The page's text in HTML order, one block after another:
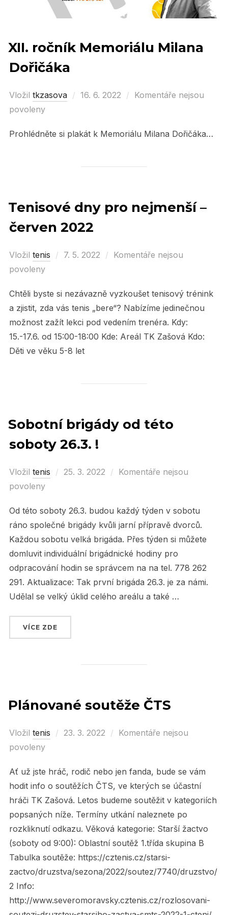
XII. ročník Memoriálu Milana
Dořičáka
Vložil tkzasova
Posted
16. 6. 2022
Komentáře nejsou
povoleny
Prohlédněte si plakát k Memoriálu Milana Dořičáka…
Tenisové dny pro nejmenší –
červen 2022
Vložil tenis
Posted
7. 5. 2022
Komentáře nejsou
povoleny
Chtěli byste si nezávazně vyzkoušet tenisový trénink
a zjistit, zda vás tenis „bere“? Nabízíme jedinečnou
možnost zažít lekci pod vedením trenéra. Kdy:
15.-17.6. od 15:00-18:00 Kde: Areál TK Zašová Kdo:
Děti ve věku 5-8 let
Sobotní brigády od této
soboty 26.3. !
Vložil tenis
Posted
25. 3. 2022
Komentáře nejsou
povoleny
Od této soboty 26.3. budou každý týden v sobotu
ráno společné brigády kvůli jarní přípravě dvorců.
Každou sobotu velká brigáda. Přes týden si můžete
domluvit individuální brigádnické hodiny pro
odpracování hodin se správcem na na tel. 778 262
291. Aktualizace: Tak první brigáda 26.3. je za námi.
Udělal se velký úklid celého areálu a také …
VÍCE ZDE
Plánované soutěže ČTS
Vložil tenis
Posted
23. 3. 2022
Komentáře nejsou
povoleny
Ať už jste hráč, rodič nebo jen fanda, bude se vám
hodit info o soutěžích ČTS, ve kterých se účastní
hráči TK Zašová. Letos budeme soutěžit v kategoriích
popsaných níže. Termíny utkání naleznete po
rozkliknutí odkazu. Věková kategorie: Starší žactvo
(soboty od 9:00): Oblastní soutěž 1.třída skupina B
Tabulka soutěže: https://cztenis.cz/starsi-
zactvo/druzstva/sezona/2022/soutez/7740/druzstvo/
2 Info:
http://www.severomoravsky.cztenis.cz/rozlosovani-